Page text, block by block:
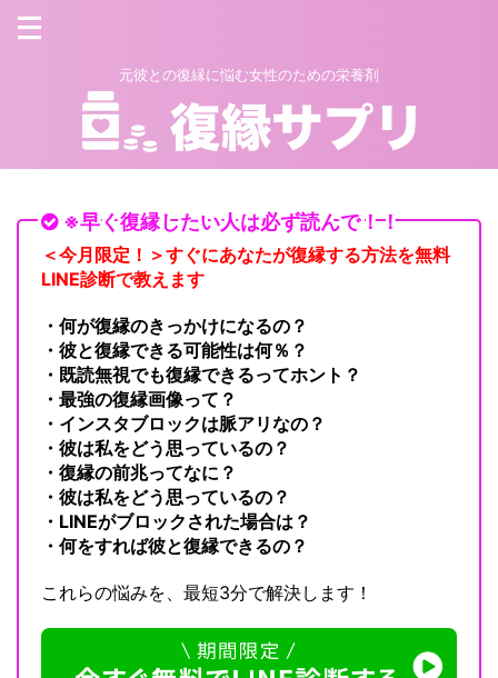
元彼との復縁に悩む女性のための栄養剤
※早く復縁したい人は必ず読んで！！
＜今月限定！＞すぐにあなたが復縁する方法を無料
LINE診断で教えます
・何が復縁のきっかけになるの？
・彼と復縁できる可能性は何％？
・既読無視でも復縁できるってホント？
・最強の復縁画像って？
・インスタブロックは脈アリなの？
・彼は私をどう思っているの？
・復縁の前兆ってなに？
・彼は私をどう思っているの？
・LINEがブロックされた場合は？
・何をすれば彼と復縁できるの？
これらの悩みを、最短3分で解決します！